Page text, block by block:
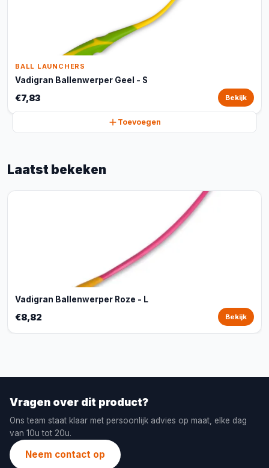
BALL LAUNCHERS
Vadigran Ballenwerper Geel - S
€7,83 Bekijk
Toevoegen
Laatst bekeken
Vadigran Ballenwerper Roze - L
€8,82 Bekijk
Vragen over dit product?
Ons team staat klaar met persoonlijk advies op maat, elke dag
van 10u tot 20u.
Neem contact op